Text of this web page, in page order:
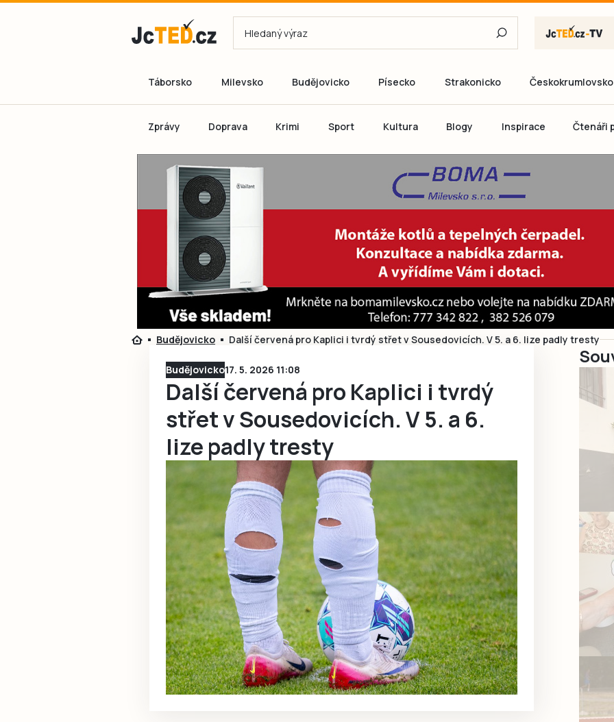
Ještě nemám
Táborsko Milevsko Budějovicko Písecko Strakonicko Českokrumlovsko
Zprávy Doprava Krimi Sport Kultura Blogy Inspirace Čtenáři
Budějovicko Další červená pro Kaplici i tvrdý střet v Sousedovicích. V 5. a 6. lize padly tresty
Budějovicko17. 5. 2026 11:08
Další červená pro Kaplici i tvrdý
střet v Sousedovicích. V 5. a 6.
lize padly tresty